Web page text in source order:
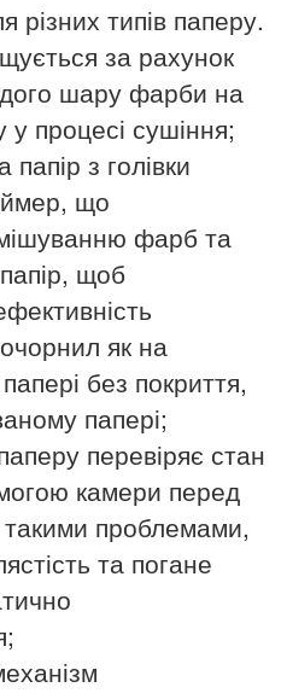
різних типів паперу.
за рахунок
шару фарби на
у процесі сушіння;
з голівки
що
фарб та
щоб
як на
без покриття,
папері;
перевіряє стан
камери перед
проблемами,
та погане